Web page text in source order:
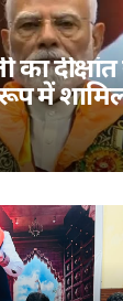
दीक्षांत
में